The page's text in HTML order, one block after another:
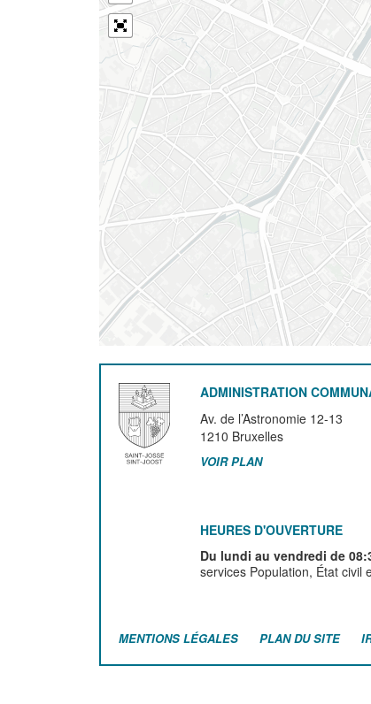
ADMINISTRATION
Av. de l’Astronomie 12-13
1210 Bruxelles
VOIR PLAN
HEURES D'OUVERTURE
Du lundi au vendredi de
services Population, État civil
MENTIONS LÉGALES PLAN DU SITE